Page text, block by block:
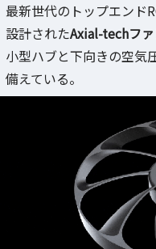
最新世代のトップエンド
設計されたAxial-techフ
小型ハブと下向きの空気
備えている。